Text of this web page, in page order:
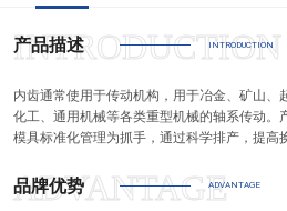
产品描述 INTRODUCTION
内齿通常使用于传动机构，用于冶金、矿山、
化工、通用机械等各类重型机械的轴系传动。
模具标准化管理为抓手，通过科学排产，提高
品牌优势 ADVANTAGE